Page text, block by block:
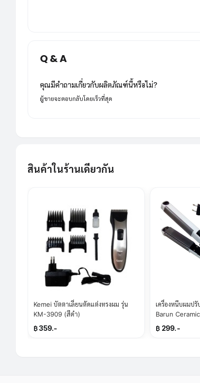
Q & A
คุณมีคำถามเกี่ยวกับผลิตภัณฑ์นี้หรือไม่?
ผู้ขายจะตอบกลับโดยเร็วที่สุด
สินค้าในร้านเดียวกัน
Kemei บัตตาเลี่ยนตัดแต่งทรงผม รุ่น
KM-3909 (สีดำ)
฿ 359.-
เครื่องหนีบผมป
Barun
฿ 299.-